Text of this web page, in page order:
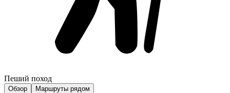
Пеший поход
Обзор Маршруты рядом